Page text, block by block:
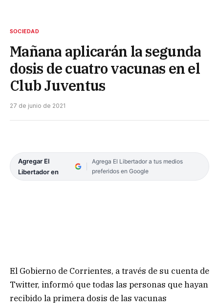
SOCIEDAD
Mañana aplicarán la segunda
dosis de cuatro vacunas en el
Club Juventus
27 de junio de 2021
Agregar El
Libertador en
Agrega El Libertador a tus medios
preferidos en Google
El Gobierno de Corrientes, a través de su cuenta de
Twitter, informó que todas las personas que hayan
recibido la primera dosis de las vacunas